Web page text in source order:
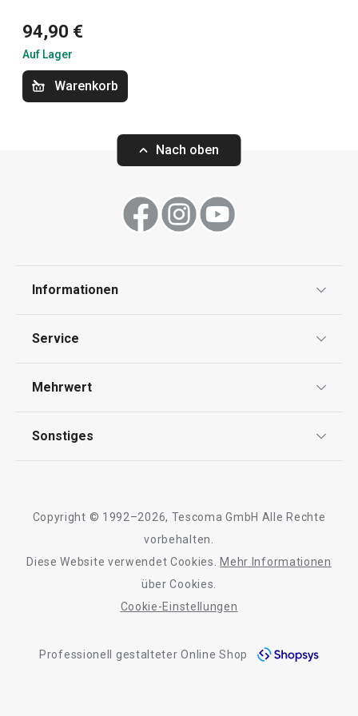
Haushaltsgeräte
Waschen und Reinigen
Outdoor-Aktivitäten
94,90 €
Auf Lager
Warenkorb
Nach oben
Informationen
Impressum
Service
Kontaktformular
Mehrwert
Qualität
Sonstiges
Barrierefreiheit
Copyright © 1992–2026, Tescoma GmbH Alle Rechte
vorbehalten.
Diese Website verwendet Cookies.
Mehr Informationen
über Cookies.
Cookie-Einstellungen
Professionell gestalteter Online Shop